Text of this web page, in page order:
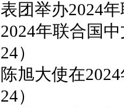
表团举办2024
2024年联合国
24）
陈旭大使在
24）